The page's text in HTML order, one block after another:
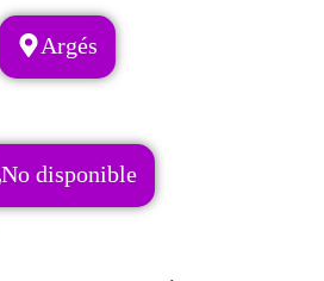
Argés
No disponible